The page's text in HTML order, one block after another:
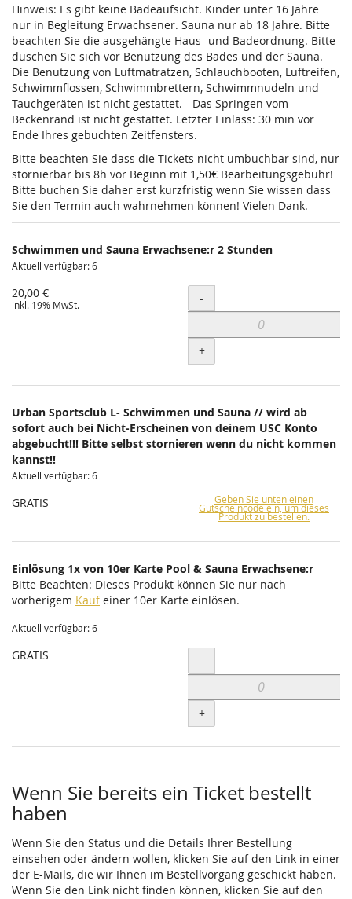
Hinweis: Es gibt keine Badeaufsicht. Kinder unter 16 Jahre
nur in Begleitung Erwachsener. Sauna nur ab 18 Jahre. Bitte
beachten Sie die ausgehängte Haus- und Badeordnung. Bitte
duschen Sie sich vor Benutzung des Bades und der Sauna.
Die Benutzung von Luftmatratzen, Schlauchbooten, Luftreifen,
Schwimmflossen, Schwimmbrettern, Schwimmnudeln und
Tauchgeräten ist nicht gestattet. - Das Springen vom
Beckenrand ist nicht gestattet. Letzter Einlass: 30 min vor
Ende Ihres gebuchten Zeitfensters.
Bitte beachten Sie dass die Tickets nicht umbuchbar sind, nur
stornierbar bis 8h vor Beginn mit 1,50€ Bearbeitungsgebühr!
Bitte buchen Sie daher erst kurzfristig wenn Sie wissen dass
Sie den Termin auch wahrnehmen können! Vielen Dank.
Schwimmen und Sauna Erwachsene:r 2 Stunden
Aktuell verfügbar: 6
20,00 €
inkl. 19% MwSt. Menge
-
+
Urban Sportsclub L- Schwimmen und Sauna // wird ab
sofort auch bei Nicht-Erscheinen von deinem USC Konto
abgebucht!!! Bitte selbst stornieren wenn du nicht kommen
kannst!!
Aktuell verfügbar: 6
GRATIS Geben Sie unten einen
Gutscheincode ein, um dieses
Produkt zu bestellen.
Einlösung 1x von 10er Karte Pool & Sauna Erwachsene:r
Bitte Beachten: Dieses Produkt können Sie nur nach
vorherigem Kaufeiner 10er Karte einlösen.
Aktuell verfügbar: 6
GRATIS Menge
-
+
Wenn Sie bereits ein Ticket bestellt
haben
Wenn Sie den Status und die Details Ihrer Bestellung
einsehen oder ändern wollen, klicken Sie auf den Link in einer
der E-Mails, die wir Ihnen im Bestellvorgang geschickt haben.
Wenn Sie den Link nicht finden können, klicken Sie auf den